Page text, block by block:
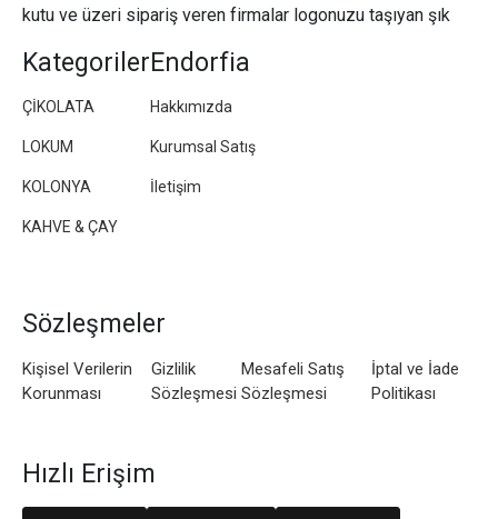
kutu ve üzeri sipariş veren firmalar logonuzu taşıyan şık
Kategoriler
ÇİKOLATA
LOKUM
KOLONYA
KAHVE & ÇAY
Endorfia
Hakkımızda
Kurumsal Satış
İletişim
Sözleşmeler
Kişisel Verilerin
Korunması
Gizlilik
Sözleşmesi
Mesafeli Satış
Sözleşmesi
İptal ve İade
Politikası
Hızlı Erişim